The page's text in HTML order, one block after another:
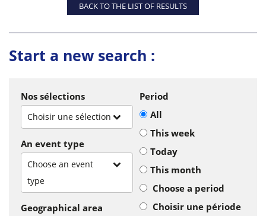
BACK TO THE LIST OF RESULTS
Start a new search :
Nos sélections
Choisir une sélection
An event type
Choose an event
type
Geographical area
Period
All
This week
Today
This month
Choose a period
Choisir une période